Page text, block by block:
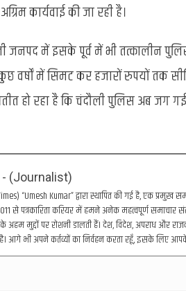
कार्यवाई की जा रही है।
जनपद में इसके पूर्व में भी तत्कालीन
में सिमट कर हजारों रुपयों तक
हो रहा है कि चंदौली पुलिस
(Journalist)
“Umesh Kumar” द्वारा स्थापित की गई है, एक प्रमुख
से पत्रकारिता करियर में हमने अनेक महत्वपूर्ण समाचार
मुद्दों पर रोशनी डालती हैं। देश, विदेश, अपराध और
आगे भी अपने कर्तव्यों का निर्वहन करता रहूँ, इसके लिए